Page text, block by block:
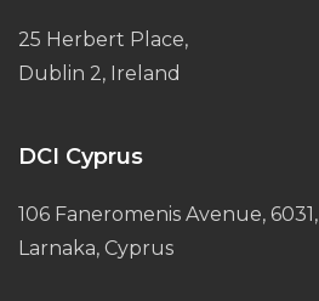
25 Herbert Place,
Dublin 2, Ireland
DCI Cyprus
106 Faneromenis Avenue, 6031,
Larnaka, Cyprus